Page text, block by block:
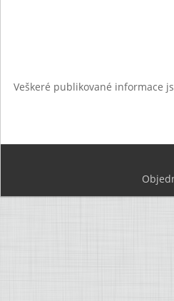
Veškeré publikované informace